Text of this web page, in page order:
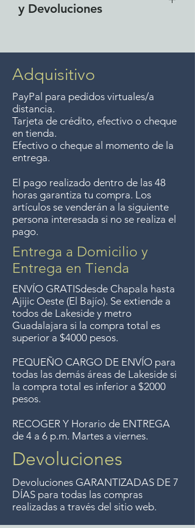
y Devoluciones
Chapala area for combined
purchases of $4000 pesos or
more. We accept returns up to
7 days after the sale unless the
items are sale priced, sorry, no
returns on sale items. We
previously delivered to
Guadalajara for free but we no
longer offer that service.
Entrega gratis en toda la zona
del Lago de Chapala por
compras mayor de $4000
pesos. Aceptamos
devoluciones hasta 7 días
después de la venta a menos
que los artículos tengan un
precio de oferta, lo sentimos,
no aceptamos devoluciones de
artículos en oferta.
Anteriormente hacíamos envíos
gratis a Guadalajara pero ya no
Adquisitivo
PayPal para pedidos virtuales/a
distancia.
Tarjeta de crédito, efectivo o cheque
en tienda.
Efectivo o cheque al momento de la
entrega.
El pago realizado dentro de las 48
horas garantiza tu compra. Los
artículos se venderán a la siguiente
persona interesada si no se realiza el
pago.
Entrega a Domicilio y
Entrega en Tienda
ENVÍO GRATISdesde Chapala hasta
Ajijic Oeste (El Bajío). Se extiende a
todos de Lakeside y metro
Guadalajara si la compra total es
superior a $4000 pesos.
PEQUEÑO CARGO DE ENVÍO para
todas las demás áreas de Lakeside si
la compra total es inferior a $2000
pesos.
RECOGER Y Horario de ENTREGA
de 4 a 6 p.m. Martes a viernes.
Devoluciones
Devoluciones GARANTIZADAS DE 7
DÍAS para todas las compras
realizadas a través del sitio web.